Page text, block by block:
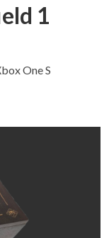
1
One S